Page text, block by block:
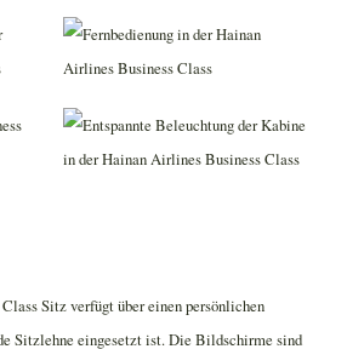
Sitz verfügt über einen persönlichen
Sitzlehne eingesetzt ist. Die Bildschirme sind